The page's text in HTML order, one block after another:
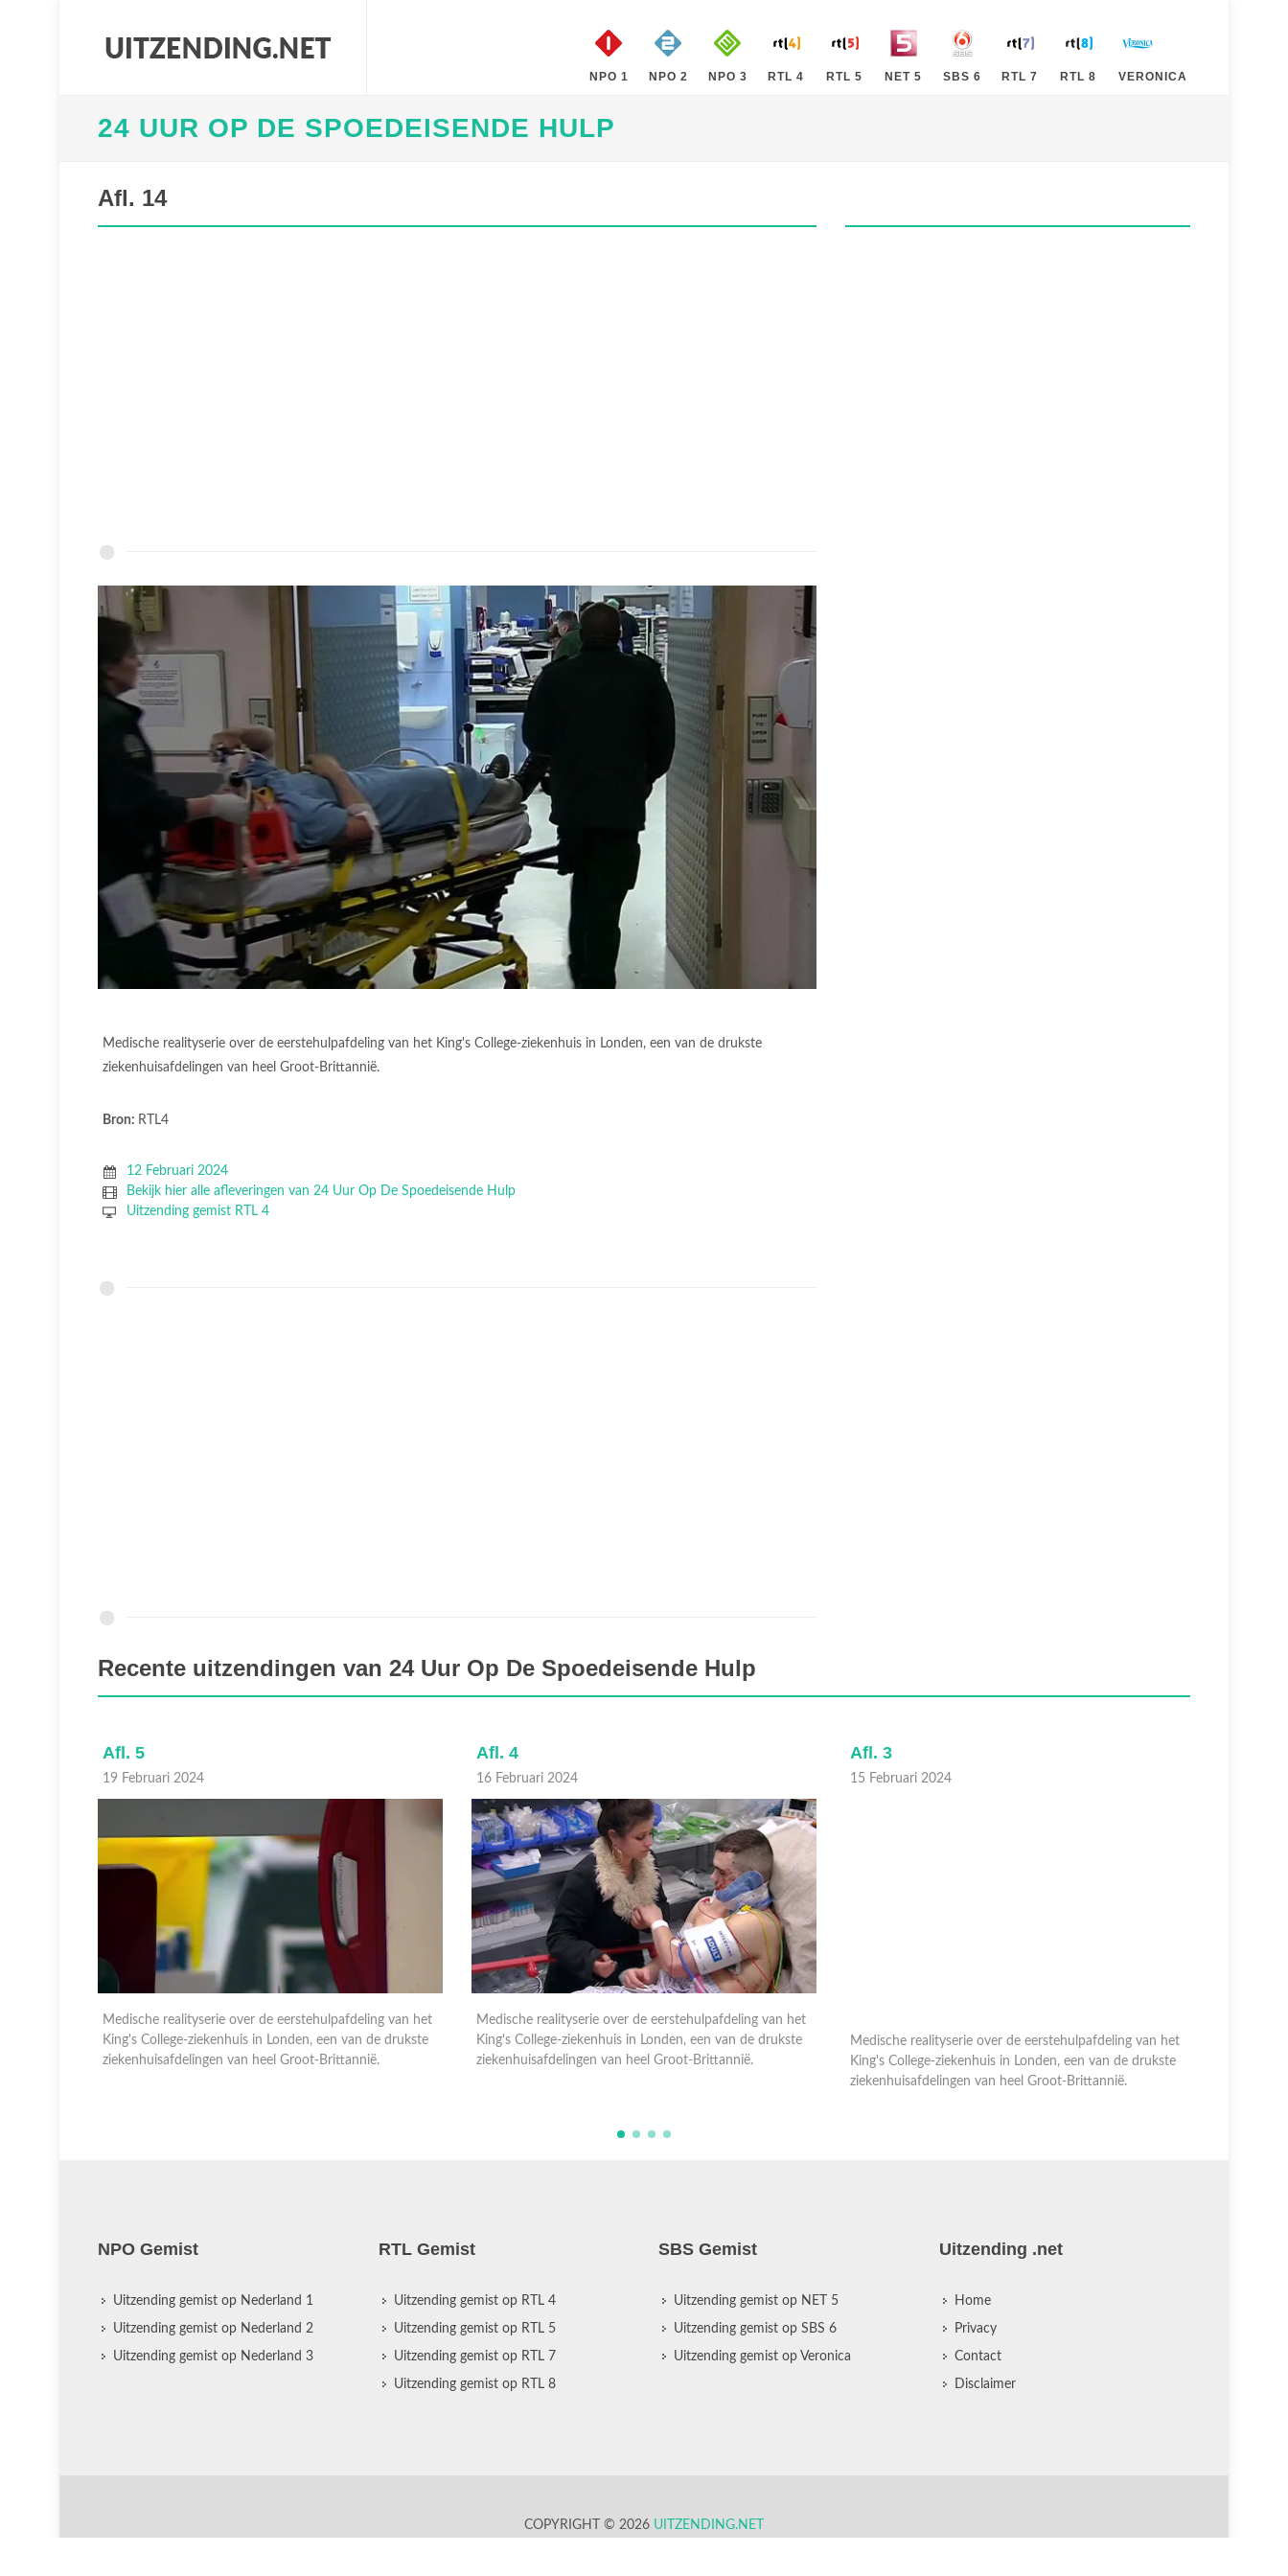
NPO 1 NPO 2 NPO 3 RTL 4 RTL 5 NET 5 SBS 6 RTL 7 RTL 8 VERONICA
24 UUR OP DE SPOEDEISENDE HULP
Afl. 14
Medische realityserie over de eerstehulpafdeling van het King's College-ziekenhuis in Londen, een van de drukste
ziekenhuisafdelingen van heel Groot-Brittannië.
Bron: RTL4
12 Februari 2024
Bekijk hier alle afleveringen van 24 Uur Op De Spoedeisende Hulp
Uitzending gemist RTL 4
Recente uitzendingen van 24 Uur Op De Spoedeisende Hulp
Afl. 5
19 Februari 2024
Medische realityserie over de eerstehulpafdeling van het
King's College-ziekenhuis in Londen, een van de drukste
ziekenhuisafdelingen van heel Groot-Brittannië.
Afl. 4
16 Februari 2024
Medische realityserie over de eerstehulpafdeling van het
King's College-ziekenhuis in Londen, een van de drukste
ziekenhuisafdelingen van heel Groot-Brittannië.
Afl. 3
15 Februari 2024
King's College-ziekenhuis in Londen, een van de drukste
ziekenhuisafdelingen van heel Groot-Brittannië.
NPO Gemist
Uitzending gemist op Nederland 1
Uitzending gemist op Nederland 2
Uitzending gemist op Nederland 3
RTL Gemist
Uitzending gemist op RTL 4
Uitzending gemist op RTL 5
Uitzending gemist op RTL 7
Uitzending gemist op RTL 8
SBS Gemist
Uitzending gemist op NET 5
Uitzending gemist op SBS 6
Uitzending gemist op Veronica
Uitzending .net
Home
Privacy
Contact
Disclaimer
COPYRIGHT © 2026 UITZENDING.NET